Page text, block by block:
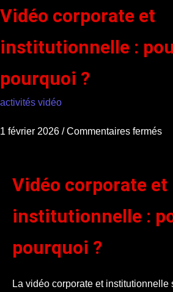
Vidéo corporate et
institutionnelle :
pourquoi ?
activités vidéo
1 février 2026 / Commentaires fermés
Vidéo corporate et
institutionnelle :
pourquoi ?
La vidéo corporate et institutionnelle